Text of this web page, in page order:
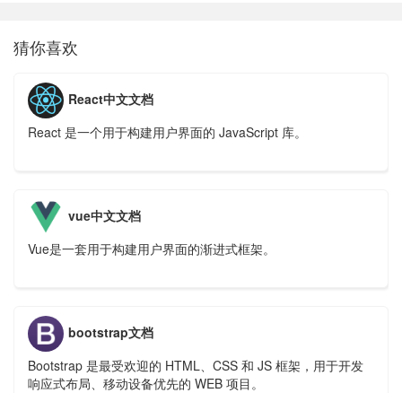
猜你喜欢
React中文文档
React 是一个用于构建用户界面的 JavaScript 库。
vue中文文档
Vue是一套用于构建用户界面的渐进式框架。
bootstrap文档
Bootstrap 是最受欢迎的 HTML、CSS 和 JS 框架，用于开发
响应式布局、移动设备优先的 WEB 项目。